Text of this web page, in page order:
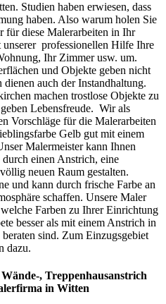
Studien haben erwiesen, dass
haben. Also warum holen Sie
für diese Malerarbeiten in Ihr
professionellen Hilfe Ihre
Ihr Zimmer usw. um.
und Objekte geben nicht
dienen auch der Instandhaltung.
machen trostlose Objekte zu
Lebensfreude. Wir als
Vorschläge für die Malerarbeiten
Gelb gut mit einem
Malermeister kann Ihnen
einen Anstrich, eine
neuen Raum gestalten.
und kann durch frische Farbe an
schaffen. Unsere Maler
Farben zu Ihrer Einrichtung
besser als mit einem Anstrich in
sind. Zum Einzugsgebiet
dazu.
, Treppenhausanstrich
in Witten